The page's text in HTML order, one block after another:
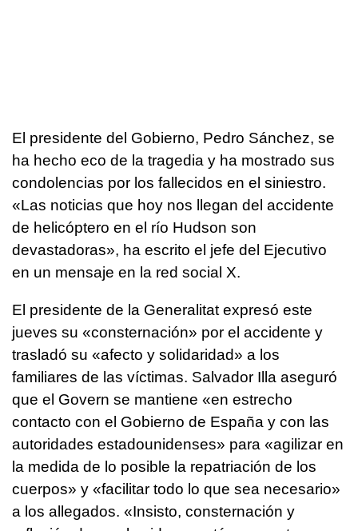
El presidente del Gobierno, Pedro Sánchez, se
ha hecho eco de la tragedia y ha mostrado sus
condolencias por los fallecidos en el siniestro.
«Las noticias que hoy nos llegan del accidente
de helicóptero en el río Hudson son
devastadoras», ha escrito el jefe del Ejecutivo
en un mensaje en la red social X.
El presidente de la Generalitat expresó este
jueves su «consternación» por el accidente y
trasladó su «afecto y solidaridad» a los
familiares de las víctimas. Salvador Illa aseguró
que el Govern se mantiene «en estrecho
contacto con el Gobierno de España y con las
autoridades estadounidenses» para «agilizar en
la medida de lo posible la repatriación de los
cuerpos» y «facilitar todo lo que sea necesario»
a los allegados. «Insisto, consternación y